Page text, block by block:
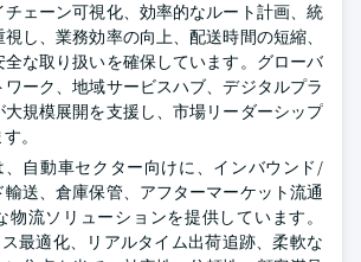
ェーン可視化、効率的なルート計画、統
し、業務効率の向上、配送時間の短縮、
な取り扱いを確保しています。グローバ
ーク、地域サービスハブ、デジタルプラ
大規模展開を支援し、市場リーダーシップ
。
、自動車セクター向けに、インバウンド/
送、倉庫保管、アフターマーケット流通
物流ソリューションを提供しています。
ス最適化、リアルタイム出荷追跡、柔軟な